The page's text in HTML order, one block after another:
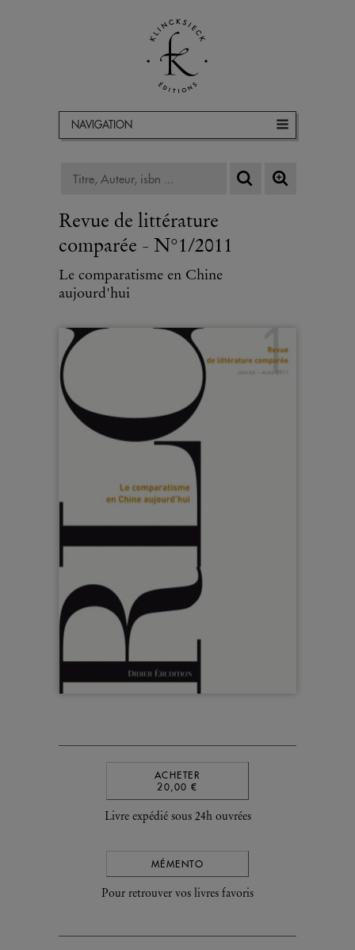
NAVIGATION
Revue de littérature
comparée - N°1/2011
Le comparatisme en Chine
aujourd'hui
ACHETER
20,00 €
Livre expédié sous 24h ouvrées
MÉMENTO
Pour retrouver vos livres favoris